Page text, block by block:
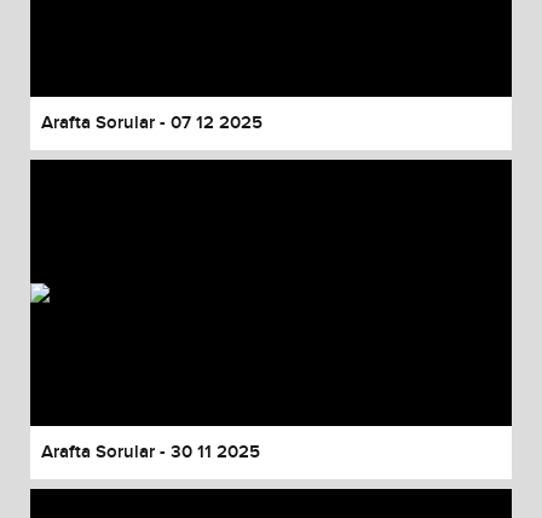
Arafta Sorular - 07 12 2025
Arafta Sorular - 30 11 2025